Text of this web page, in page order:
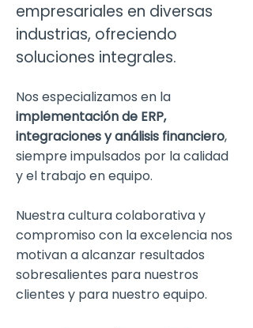
empresariales en diversas
industrias, ofreciendo
soluciones integrales.
Nos especializamos en la
implementación de ERP,
integraciones y análisis financiero,
siempre impulsados por la calidad
y el trabajo en equipo.
Nuestra cultura colaborativa y
compromiso con la excelencia nos
motivan a alcanzar resultados
sobresalientes para nuestros
clientes y para nuestro equipo.